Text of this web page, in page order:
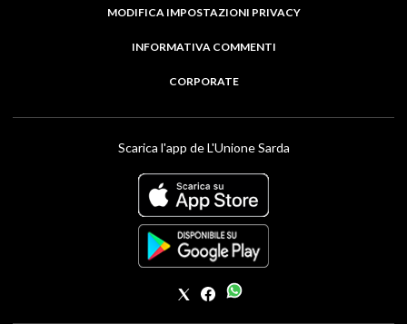
MODIFICA IMPOSTAZIONI PRIVACY
INFORMATIVA COMMENTI
CORPORATE
Scarica l'app de L'Unione Sarda